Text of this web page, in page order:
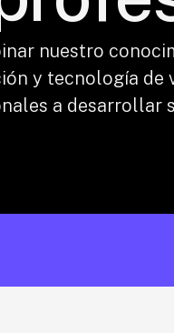
nuestro
y tecnología de
a desarrollar